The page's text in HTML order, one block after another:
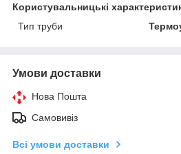
Користувальницькі
Тип труби
Умови доставки
Нова Пошта
Самовивіз
Всі умови доставки